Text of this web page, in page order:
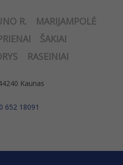
R.
MARIJAMPOLĖ
ŠAKIAI
RASEINIAI
Kaunas
652 18091